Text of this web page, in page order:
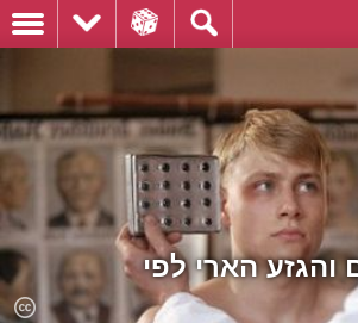
והגזע הארי לפי